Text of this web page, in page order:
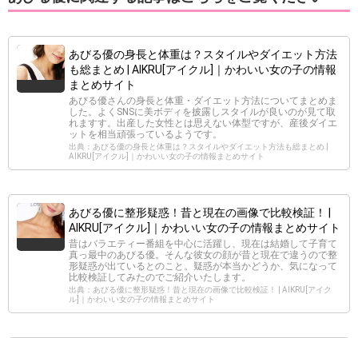
あびる優の身長と体重は？スタイルやダイエット方法
も総まとめ | AIKRU[アイクル]｜かわいい女の子の情報
まとめサイト
あびる優さんの身長と体重・ダイエット方法についてまとめま
した。よくSNSに美ボディを披露しスタイルが良いのが見て取
れますす。出産した女性とは思えない体型ですが、産後ダイエ
ットを相当頑張っているようです。
出典：あびる優の身長と体重は？スタイルやダイエット方法も総まとめ |
AIKRU[アイクル]｜かわいい女の子の情報まとめサイト
あびる優に整形疑惑！昔と現在の画像で比較検証！ |
AIKRU[アイクル]｜かわいい女の子の情報まとめサイト
昔はバラエティー番組を中心に活躍し、現在は結婚して子育て
真っ最中のあびる優。そんな彼女の顔が昔と現在で違うので整
形疑惑が出ているとのこと。疑惑が本当かどうか、気になって
比較検証してみたのでご紹介いたします。
出典：あびる優に整形疑惑！昔と現在の画像で比較検証！ | AIKRU[アイク
ル]｜かわいい女の子の情報まとめサイト